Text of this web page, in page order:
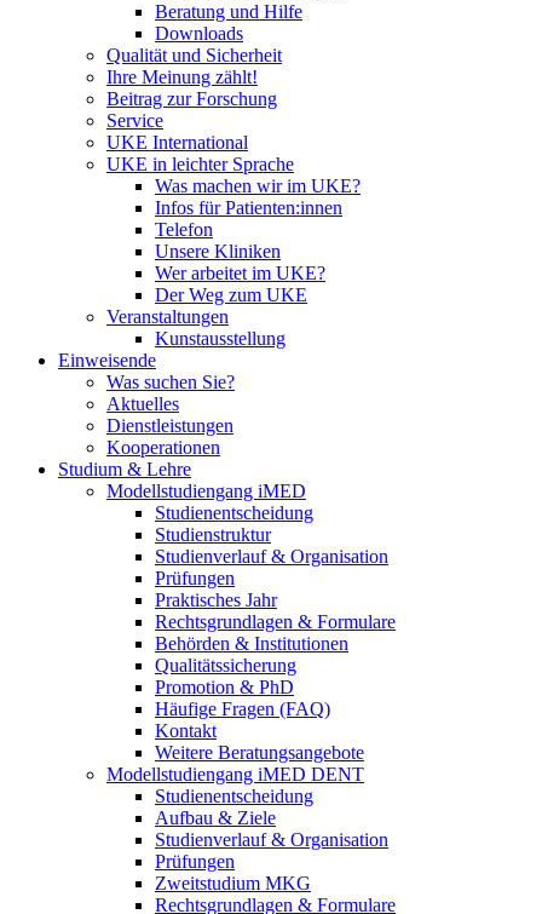
Beratung und Hilfe
Downloads
Qualität und Sicherheit
Ihre Meinung zählt!
Beitrag zur Forschung
Service
UKE International
UKE in leichter Sprache
Was machen wir im UKE?
Infos für Patienten:innen
Telefon
Unsere Kliniken
Wer arbeitet im UKE?
Der Weg zum UKE
Veranstaltungen
Kunstausstellung
Einweisende
Was suchen Sie?
Aktuelles
Dienstleistungen
Kooperationen
Studium & Lehre
Modellstudiengang iMED
Studienentscheidung
Studienstruktur
Studienverlauf & Organisation
Prüfungen
Praktisches Jahr
Rechtsgrundlagen & Formulare
Behörden & Institutionen
Qualitätssicherung
Promotion & PhD
Häufige Fragen (FAQ)
Kontakt
Weitere Beratungsangebote
Modellstudiengang iMED DENT
Studienentscheidung
Aufbau & Ziele
Studienverlauf & Organisation
Prüfungen
Zweitstudium MKG
Rechtsgrundlagen & Formulare